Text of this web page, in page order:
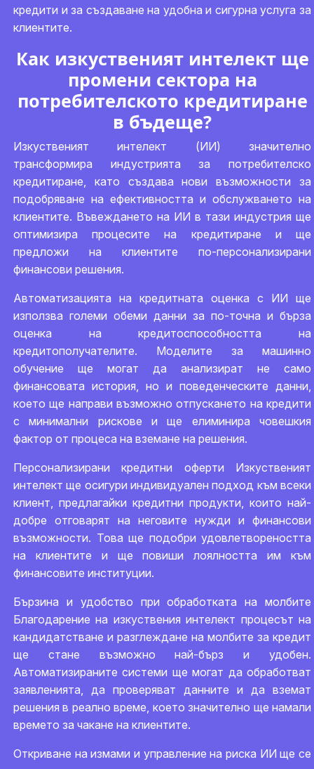
кредити и за създаване на удобна и сигурна услуга за
клиентите.
Как изкуственият интелект ще
промени сектора на
потребителското кредитиране
в бъдеще?
Изкуственият интелект (ИИ) значително
трансформира индустрията за потребителско
кредитиране, като създава нови възможности за
подобряване на ефективността и обслужването на
клиентите. Въвеждането на ИИ в тази индустрия ще
оптимизира процесите на кредитиране и ще
предложи на клиентите по-персонализирани
финансови решения.
Автоматизацията на кредитната оценка с ИИ ще
използва големи обеми данни за по-точна и бърза
оценка на кредитоспособността на
кредитополучателите. Моделите за машинно
обучение ще могат да анализират не само
финансовата история, но и поведенческите данни,
което ще направи възможно отпускането на кредити
с минимални рискове и ще елиминира човешкия
фактор от процеса на вземане на решения.
Персонализирани кредитни оферти Изкуственият
интелект ще осигури индивидуален подход към всеки
клиент, предлагайки кредитни продукти, които най-
добре отговарят на неговите нужди и финансови
възможности. Това ще подобри удовлетвореността
на клиентите и ще повиши лоялността им към
финансовите институции.
Бързина и удобство при обработката на молбите
Благодарение на изкуствения интелект процесът на
кандидатстване и разглеждане на молбите за кредит
ще стане възможно най-бърз и удобен.
Автоматизираните системи ще могат да обработват
заявленията, да проверяват данните и да вземат
решения в реално време, което значително ще намали
времето за чакане на клиентите.
Откриване на измами и управление на риска ИИ ще се